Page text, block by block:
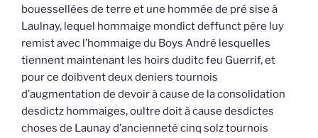
bouessellées de terre et une hommée de pré sise à
Laulnay, lequel hommaige mondict deffunct père luy
remist avec l’hommaige du Boys André lesquelles
tiennent maintenant les hoirs duditc feu Guerrif, et
pour ce doibvent deux deniers tournois
d’augmentation de devoir à cause de la consolidation
desdictz hommaiges, oultre doit à cause desdictes
choses de Launay d’ancienneté cinq solz tournois